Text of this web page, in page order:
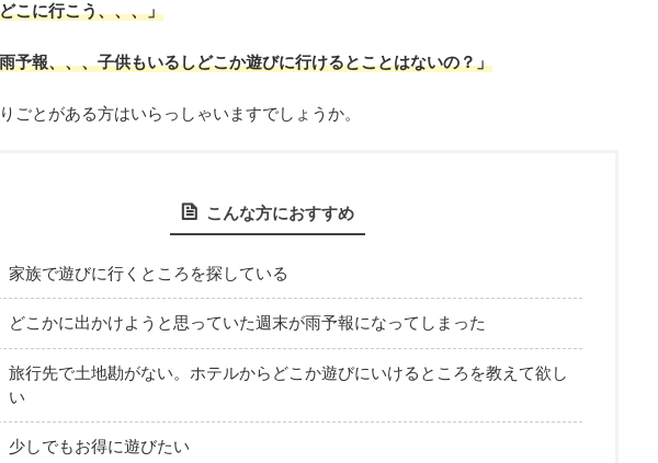
こに行こう、、、」
予報、、、子供もいるしどこか遊びに行けるとことはないの？」
ごとがある方はいらっしゃいますでしょうか。
こんな方におすすめ
家族で遊びに行くところを探している
どこかに出かけようと思っていた週末が雨予報になってしまった
旅行先で土地勘がない。ホテルからどこか遊びにいけるところを教えて欲し
い
少しでもお得に遊びたい